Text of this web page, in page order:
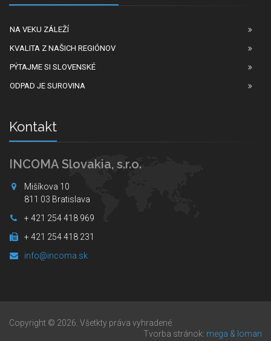
NA VEKU ZÁLEŽÍ
KVALITA Z NAŠICH REGIÓNOV
PÝTAJME SI SLOVENSKÉ
ODPAD JE SUROVINA
Kontakt
INCOMA Slovakia, s.r.o.
Mišíkova 10
811 03 Bratislava
+ 421 254 418 969
+ 421 254 418 231
info@incoma.sk
Copyright © 2026. Všetkty práva vyhradené.
Tvorba stránok: mega & loman